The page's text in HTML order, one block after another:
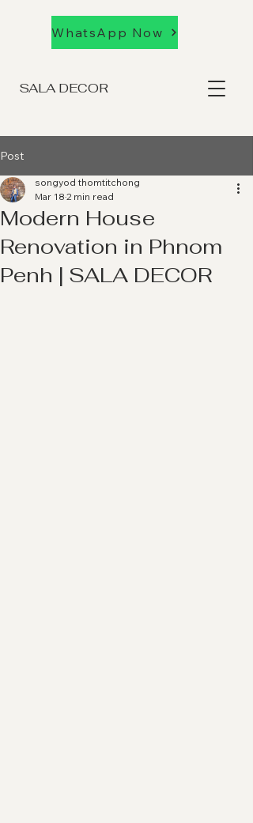
SALA DECOR
WhatsApp Now
Post
Modern House
Renovation in Phnom
Penh | SALA DECOR
songyod thomtitchong
Mar 18 2 min read